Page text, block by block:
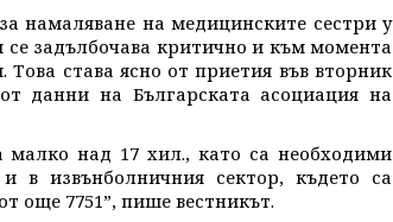
намаляване на медицинските сестри у
се задълбочава критично и към момента
става ясно от приетия във вторник
данни на Българската асоциация на
малко над 17 хил., като са необходими
в извънболничния сектор, където са
още 7751”, пише вестникът.